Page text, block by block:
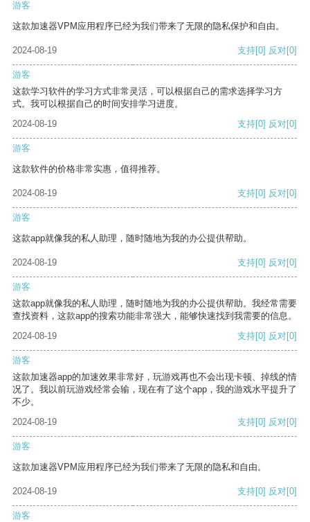
游客
这款加速器VPM应用程序已经为我们带来了无限的隐私保护和自由。
2024-08-19 支持[0] 反对[0]
游客
这款学习软件的学习方式非常灵活，可以根据自己的需求选择学习方
式。我可以根据自己的时间安排学习进度。
2024-08-19
支持[0] 反对[0]
游客
这款软件的价格非常实惠，值得推荐。
2024-08-19 支持[0] 反对[0]
游客
这款app就像我的私人助理，随时随地为我的办公提供帮助。
2024-08-19 支持[0] 反对[0]
游客
这款app就像我的私人助理，随时随地为我的办公提供帮助。我经常需要
查找资料，这款app的搜索功能非常强大，能够快速找到我需要的信息。
2024-08-19
支持[0] 反对[0]
游客
这款加速器app的加速效果非常好，玩游戏再也不会出现卡顿、掉线的情
况了。我以前玩游戏经常会输，现在有了这个app，我的游戏水平提升了
不少。
2024-08-19
支持[0] 反对[0]
游客
这款加速器VPM应用程序已经为我们带来了无限的隐私和自由。
2024-08-19 支持[0] 反对[0]
游客